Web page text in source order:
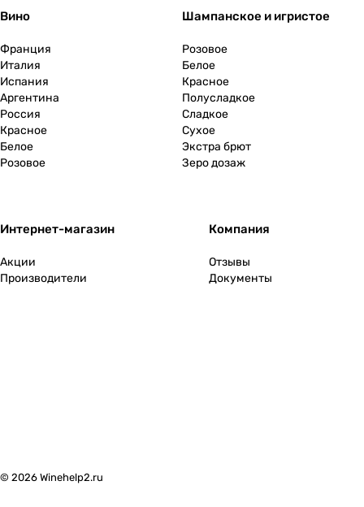
Вино
Франция
Италия
Испания
Аргентина
Россия
Красное
Белое
Розовое
Шампанское и игристое
Розовое
Белое
Красное
Полусладкое
Сладкое
Сухое
Экстра брют
Зеро дозаж
Интернет-магазин
Акции
Производители
Компания
Отзывы
Документы
© 2026 Winehelp2.ru